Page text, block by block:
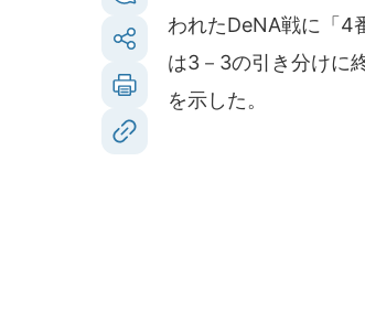
われたDeNA戦に「4
は3－3の引き分けに
を示した。